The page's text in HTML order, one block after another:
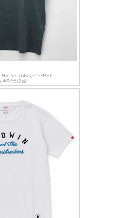
HS Tee (14ws):C-GREY
円(税込)